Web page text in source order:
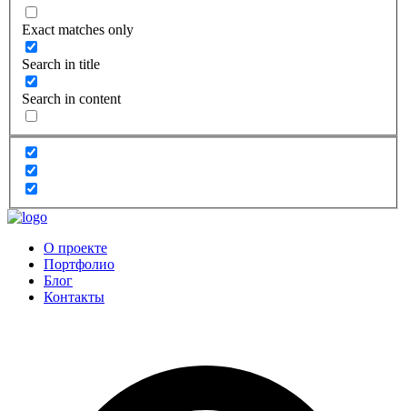
Exact matches only
Search in title
Search in content
О проекте
Портфолио
Блог
Контакты